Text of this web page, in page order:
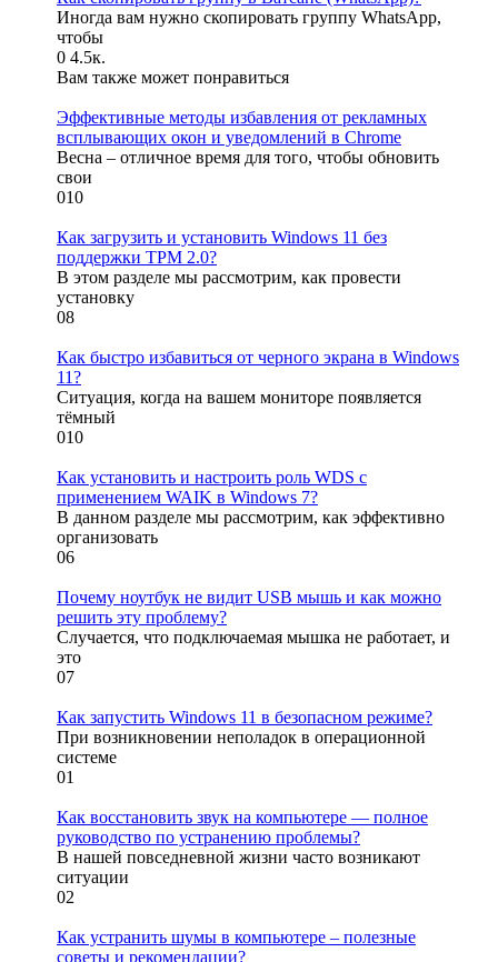
Иногда вам нужно скопировать группу WhatsApp,
чтобы
0 4.5к.
Вам также может понравиться
Эффективные методы избавления от рекламных
всплывающих окон и уведомлений в Chrome
Весна – отличное время для того, чтобы обновить
свои
010
Как загрузить и установить Windows 11 без
поддержки TPM 2.0?
В этом разделе мы рассмотрим, как провести
установку
08
Как быстро избавиться от черного экрана в Windows
11?
Ситуация, когда на вашем мониторе появляется
тёмный
010
Как установить и настроить роль WDS с
применением WAIK в Windows 7?
В данном разделе мы рассмотрим, как эффективно
организовать
06
Почему ноутбук не видит USB мышь и как можно
решить эту проблему?
Случается, что подключаемая мышка не работает, и
это
07
Как запустить Windows 11 в безопасном режиме?
При возникновении неполадок в операционной
системе
01
Как восстановить звук на компьютере — полное
руководство по устранению проблемы?
В нашей повседневной жизни часто возникают
ситуации
02
Как устранить шумы в компьютере – полезные
советы и рекомендации?